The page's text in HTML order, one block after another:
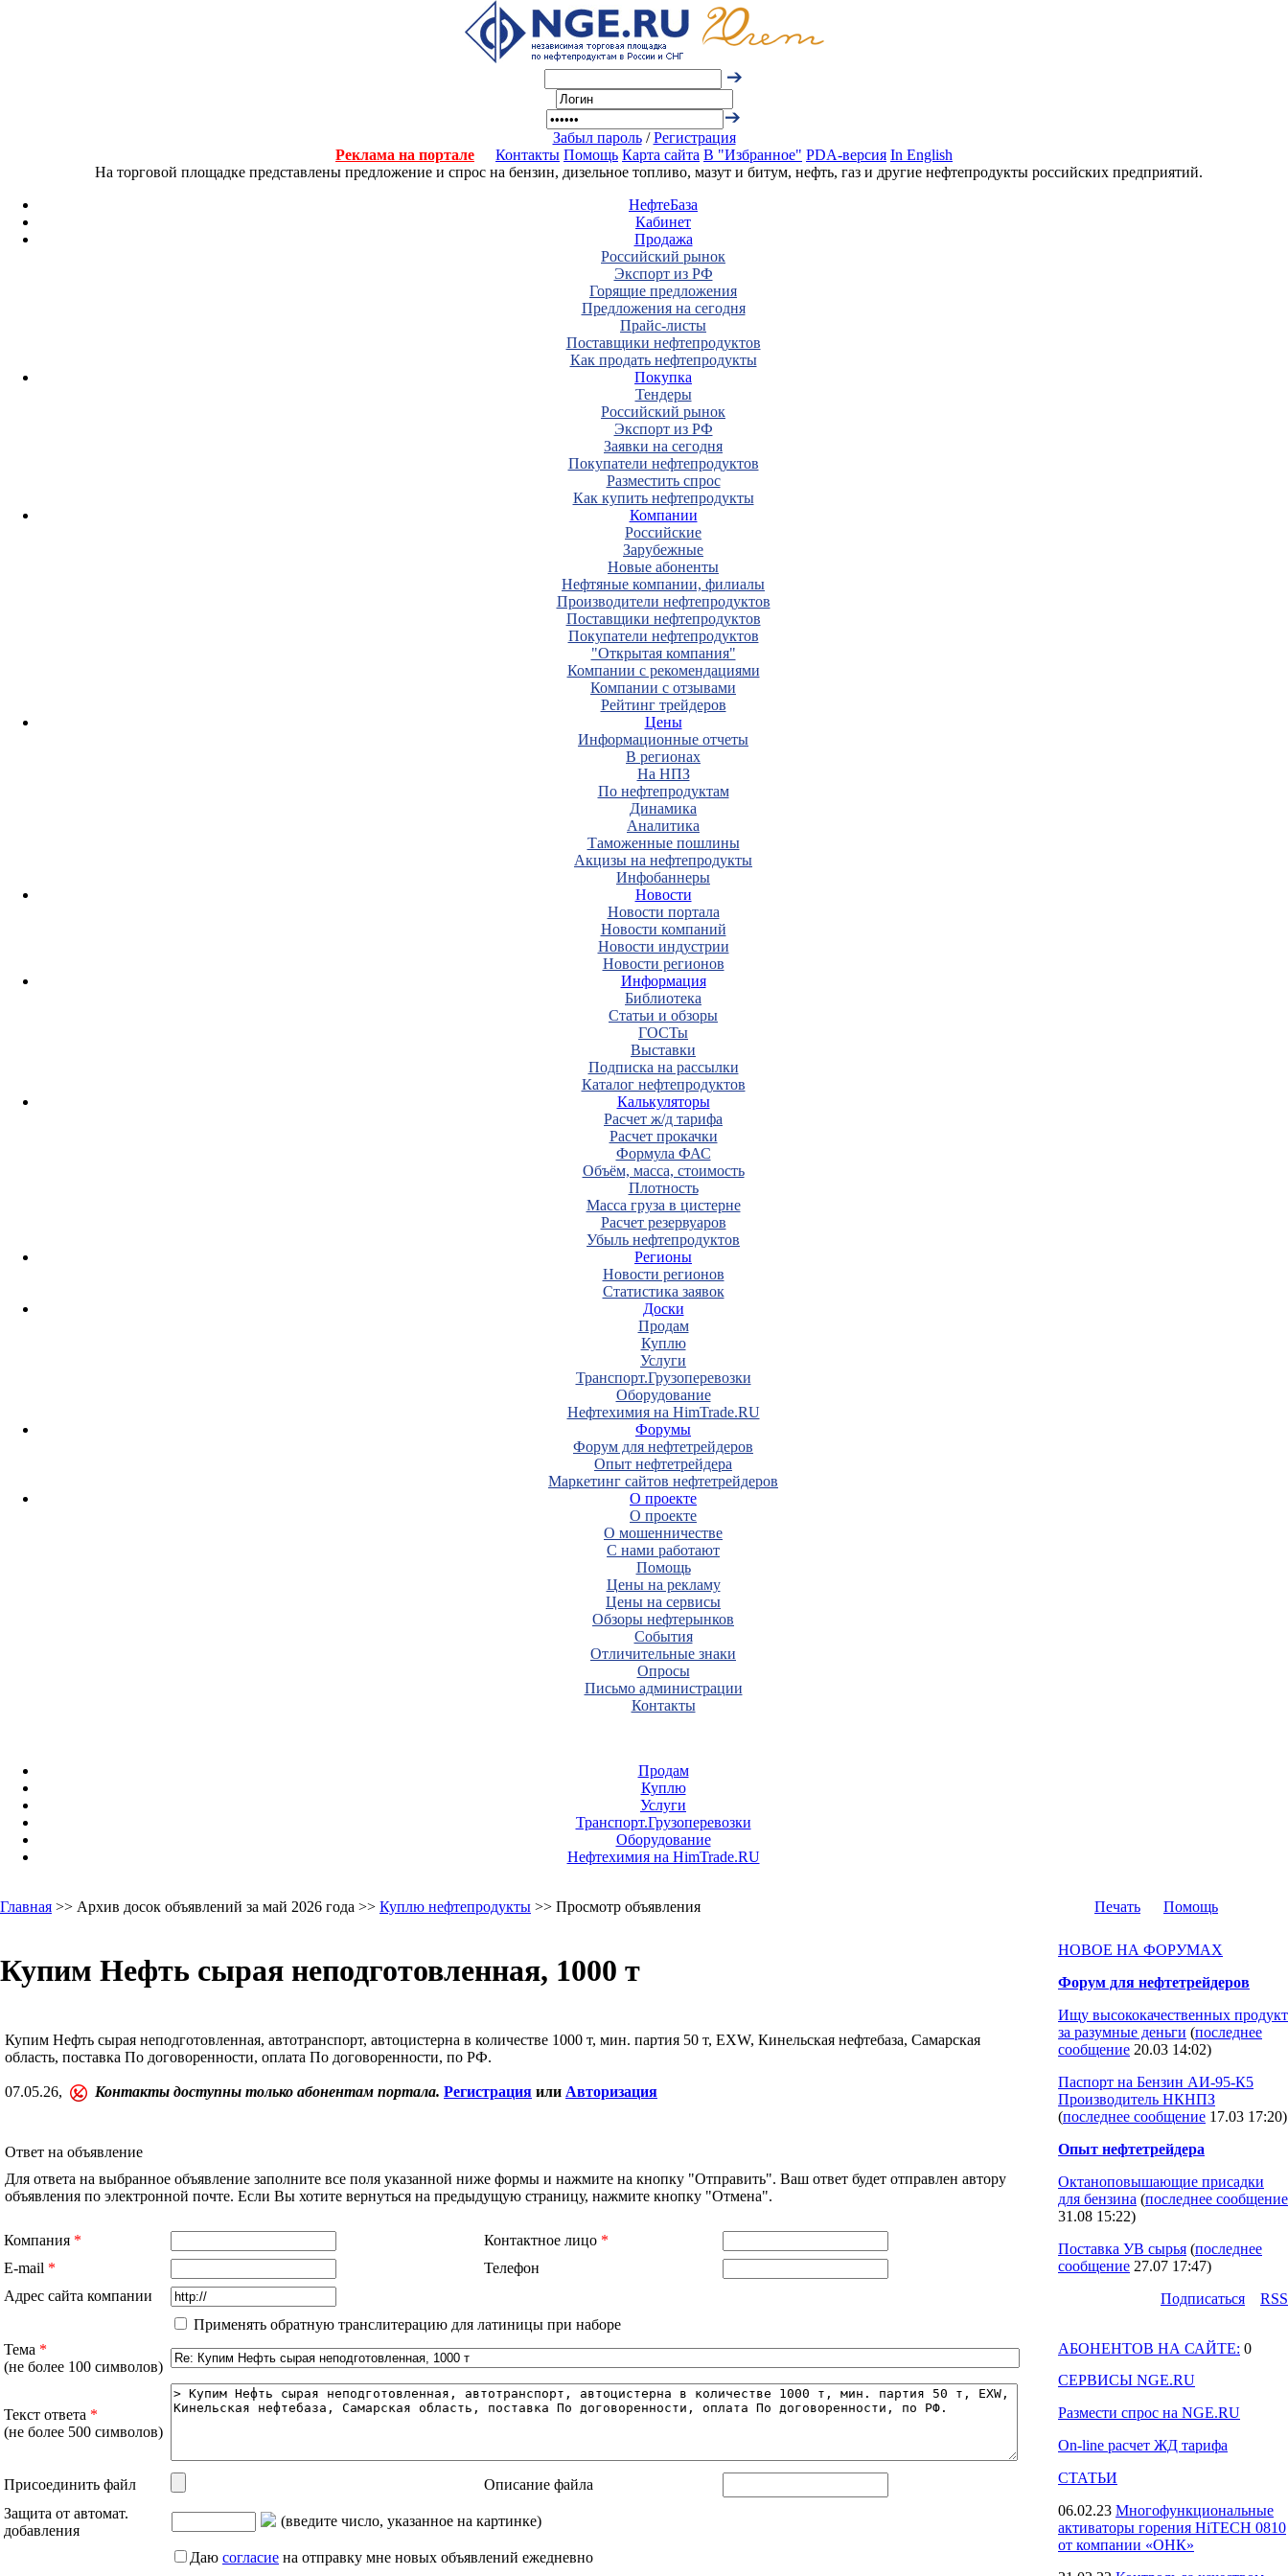
Забыл пароль/Регистрация
Реклама на портале
Контакты Помощь Карта сайта В "Избранное" PDA-версия In English
На торговой площадке представлены предложение и спрос на бензин, дизельное топливо, мазут и битум, нефть, газ и другие нефтепродукты российских предприятий.
НефтеБаза
Кабинет
Продажа
Российский рынок
Экспорт из РФ
Горящие предложения
Предложения на сегодня
Прайс-листы
Поставщики нефтепродуктов
Как продать нефтепродукты
Покупка
Тендеры
Российский рынок
Экспорт из РФ
Заявки на сегодня
Покупатели нефтепродуктов
Разместить спрос
Как купить нефтепродукты
Компании
Российские
Зарубежные
Новые абоненты
Нефтяные компании, филиалы
Производители нефтепродуктов
Поставщики нефтепродуктов
Покупатели нефтепродуктов
"Открытая компания"
Компании с рекомендациями
Компании с отзывами
Рейтинг трейдеров
Цены
Информационные отчеты
В регионах
На НПЗ
По нефтепродуктам
Динамика
Аналитика
Таможенные пошлины
Акцизы на нефтепродукты
Инфобаннеры
Новости
Новости портала
Новости компаний
Новости индустрии
Новости регионов
Информация
Библиотека
Статьи и обзоры
ГОСТы
Выставки
Подписка на рассылки
Каталог нефтепродуктов
Калькуляторы
Расчет ж/д тарифа
Расчет прокачки
Формула ФАС
Объём, масса, стоимость
Плотность
Масса груза в цистерне
Расчет резервуаров
Убыль нефтепродуктов
Регионы
Новости регионов
Статистика заявок
Доски
Продам
Куплю
Услуги
Транспорт.Грузоперевозки
Оборудование
Нефтехимия на HimTrade.RU
Форумы
Форум для нефтетрейдеров
Опыт нефтетрейдера
Маркетинг сайтов нефтетрейдеров
О проекте
О проекте
О мошенничестве
С нами работают
Помощь
Цены на рекламу
Цены на сервисы
Обзоры нефтерынков
События
Отличительные знаки
Опросы
Письмо администрации
Контакты
Продам
Куплю
Услуги
Транспорт.Грузоперевозки
Оборудование
Нефтехимия на HimTrade.RU
Главная >> Архив досок объявлений за май 2026 года >> Куплю нефтепродукты >> Просмотр объявления Печать Помощь
Купим Нефть сырая неподготовленная, 1000 т
Купим Нефть сырая неподготовленная, автотранспорт, автоцистерна в количестве 1000 т, мин. партия 50 т, EXW, Кинельская нефтебаза, Самарская
область, поставка По договоренности, оплата По договоренности, по РФ.
07.05.26, Контакты доступны только абонентам портала. Регистрация или Авторизация
Ответ на объявление
Для ответа на выбранное объявление заполните все поля указанной ниже формы и нажмите на кнопку "Отправить". Ваш ответ будет отправлен автору
объявления по электронной почте. Если Вы хотите вернуться на предыдущую страницу, нажмите кнопку "Отмена".
Компания * Контактное лицо *
E-mail *
Телефон
Адрес сайта компании
Применять обратную транслитерацию для латиницы при наборе
Тема *
(не более 100 символов)
Текст ответа *
(не более 500 символов)
Присоединить файл
Описание файла
Защита от автомат.
добавления
(введите число, указанное на картинке)
Даю согласие на отправку мне новых объявлений ежедневно
НОВОЕ НА ФОРУМАХ
Форум для нефтетрейдеров
Ищу высококачественных продукт
за разумные деньги (последнее
сообщение 20.03 14:02)
Паспорт на Бензин АИ-95-К5
Производитель НКНПЗ
(последнее сообщение 17.03 17:20)
Опыт нефтетрейдера
Октаноповышающие присадки
для бензина (последнее сообщение
31.08 15:22)
Поставка УВ сырья (последнее
сообщение 27.07 17:47)
Подпиcаться
RSS
АБОНЕНТОВ НА САЙТЕ: 0
СЕРВИСЫ NGE.RU
Размести спрос на NGE.RU
On-line расчет ЖД тарифа
СТАТЬИ
06.02.23 Многофункциональные
активаторы горения HiTECH 0810
от компании «ОНК»